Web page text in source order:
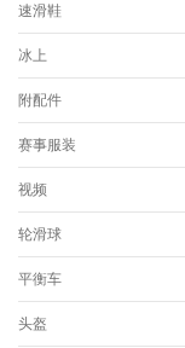
速滑鞋
冰上
附配件
赛事服装
视频
轮滑球
平衡车
头盔